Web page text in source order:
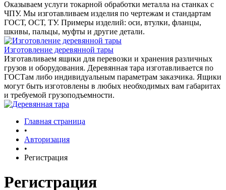
Оказываем услуги токарной обработки металла на станках с
ЧПУ. Мы изготавливаем изделия по чертежам и стандартам
ГОСТ, ОСТ, ТУ. Примеры изделий: оси, втулки, фланцы,
шкивы, пальцы, муфты и другие детали.
Изготовление деревянной тары
Изготавливаем ящики для перевозки и хранения различных
грузов и оборудования. Деревянная тара изготавливается по
ГОСТам либо индивидуальным параметрам заказчика. Ящики
могут быть изготовлены в любых необходимых вам габаритах
и требуемой грузоподъемности.
Главная страница
•
Авторизация
•
Регистрация
Регистрация